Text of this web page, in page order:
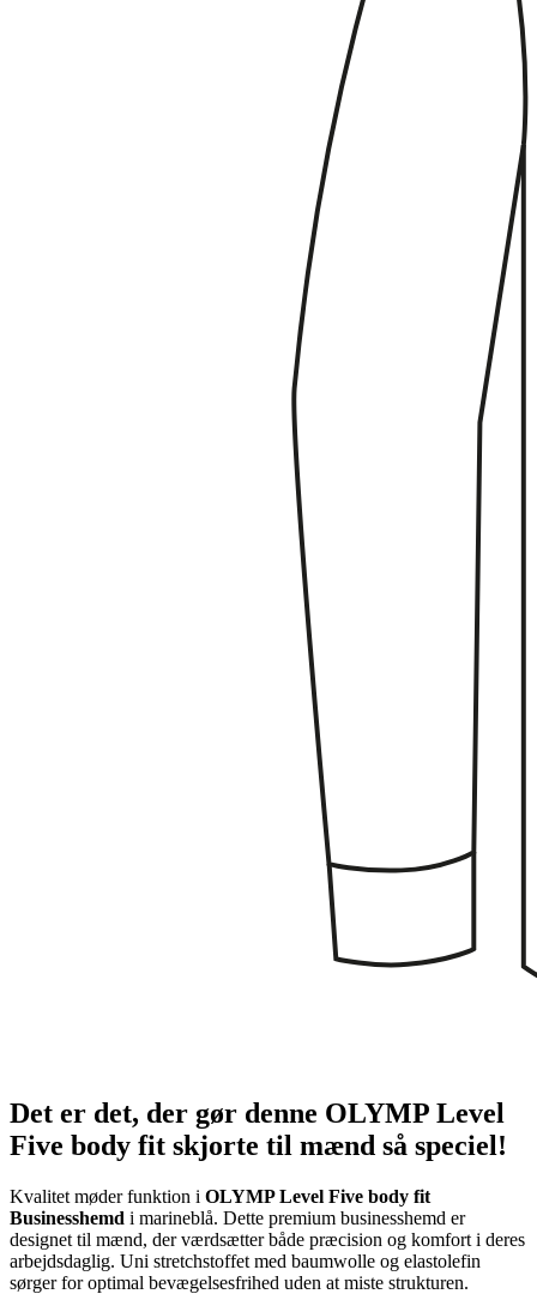
Det er det, der gør denne OLYMP Level
Five body fit skjorte til mænd så speciel!
Kvalitet møder funktion i OLYMP Level Five body fit
Businesshemd i marineblå. Dette premium businesshemd er
designet til mænd, der værdsætter både præcision og komfort i deres
arbejdsdaglig. Uni stretchstoffet med baumwolle og elastolefin
sørger for optimal bevægelsesfrihed uden at miste strukturen.